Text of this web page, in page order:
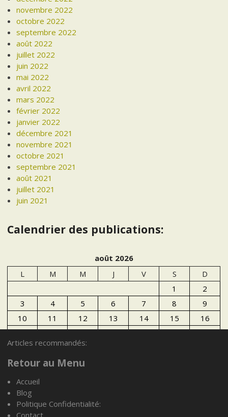
novembre 2022
octobre 2022
septembre 2022
août 2022
juillet 2022
juin 2022
mai 2022
avril 2022
mars 2022
février 2022
janvier 2022
décembre 2021
novembre 2021
octobre 2021
septembre 2021
août 2021
juillet 2021
juin 2021
Calendrier des publications:
août 2026
L
M M J V S
D
1
2
3
4 5 6 7 8
9
10
11 12 13 14 15
16
24
25 26
31
Articles recommandés:
Retour au Menu
Accueil
Blog
Politique Confidentialité: